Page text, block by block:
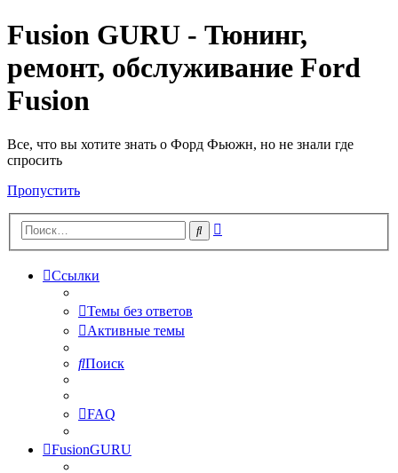
Fusion GURU - Тюнинг,
ремонт, обслуживание Ford
Fusion
Все, что вы хотите знать о Форд Фьюжн, но не знали где
спросить
Пропустить
Поиск
Ссылки
Темы без ответов
Активные темы
Поиск
FAQ
FusionGURU